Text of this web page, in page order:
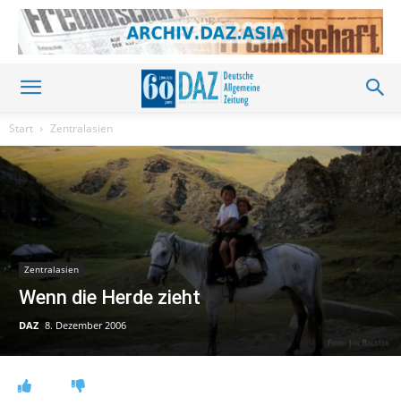
Start Zentralasien
Zentralasien
Wenn die Herde zieht
DAZ 8. Dezember 2006